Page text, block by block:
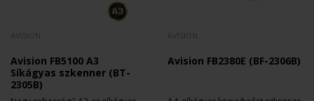
Avision FB5100 A3
Síkágyas szkenner (BT-
2305B)
Avision FB2380E (BF-2306B)